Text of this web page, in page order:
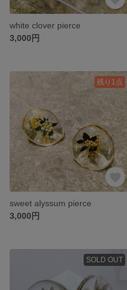
white clover pierce
3,000円
残り1点
sweet alyssum pierce
3,000円
SOLD OUT